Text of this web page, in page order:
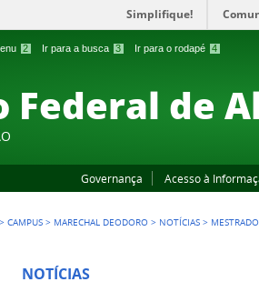
2 Ir para a busca 3 Ir para o rodapé 4
Simplifique!
de
Governança Acesso à
>CAMPUS > MARECHAL DEODORO > NOTÍCIAS >
NOTÍCIAS